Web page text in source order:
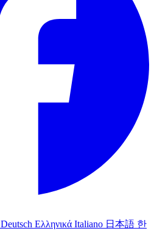
Deutsch Ελληνικά Italiano 日本語 한